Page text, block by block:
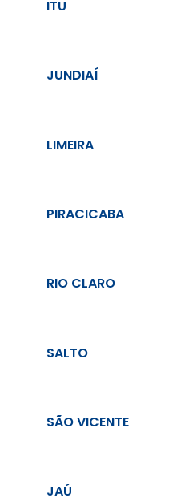
ITU
JUNDIAÍ
LIMEIRA
PIRACICABA
RIO CLARO
SALTO
SÃO VICENTE
JAÚ